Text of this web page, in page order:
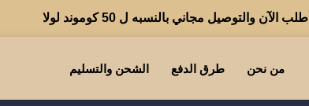
أطلب الآن والتوصيل مجاني بالنسبه ل 50 كوموند لولا
من نحن طرق الدفع الشحن والتسليم